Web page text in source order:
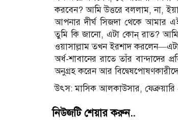
করবেন? আমি উত্তরে বললাম, না, ইয়া
আপনার দীর্ঘ সিজদা থেকে আমার
তুমি কি জানো, এটা কোন্ রাত? আমি
ওয়াসাল্লাম তখন ইরশাদ
অর্ধ-শাবানের রাতে তাঁর বান্দাদের
অনুগ্রহ করেন আর
উৎস: মাসিক আলকাউসার,
নিউজটি শেয়ার করুন..